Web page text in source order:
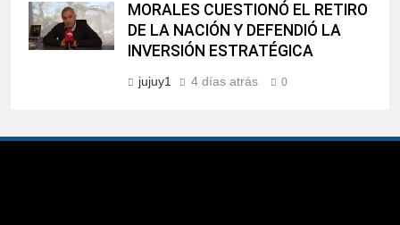
MORALES CUESTIONÓ EL RETIRO
DE LA NACIÓN Y DEFENDIÓ LA
INVERSIÓN ESTRATÉGICA
jujuy1 4 días atrás 0